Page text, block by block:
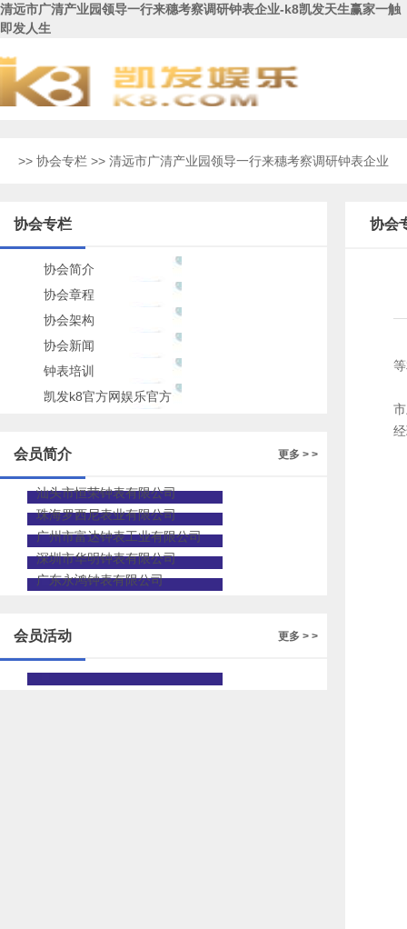
清远市广清产业园领导一行来穗考察调研钟表企业-k8凯发天生赢家一触
即发人生
>> 协会专栏 >> 清远市广清产业园领导一行来穗考察调研钟表企业
协会专栏
协会简介
协会章程
协会架构
协会新闻
钟表培训
凯发k8官方网娱乐官方
更多 > >
会员简介
汕头市恒荣钟表有限公司
珠海罗西尼表业有限公司
广州市富达钟表工业有限公司
深圳市华明钟表有限公司
广东永鸿钟表有限公司
更多 > >
会员活动
协会